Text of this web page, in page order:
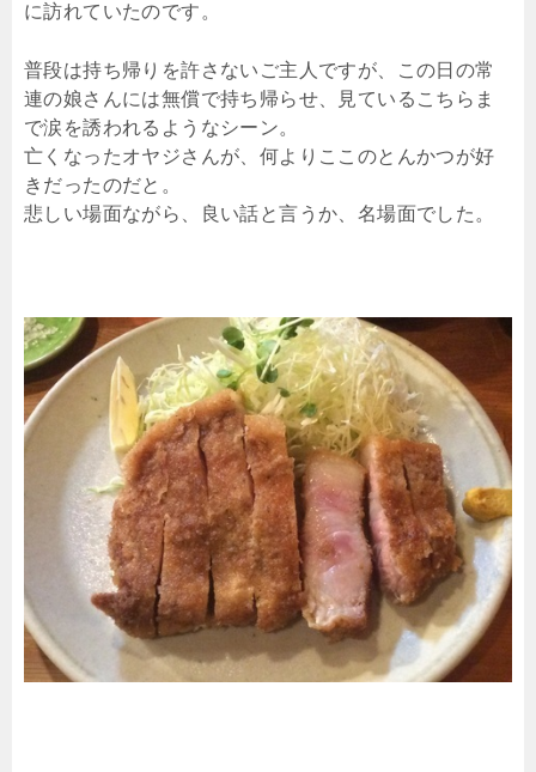
に訪れていたのです。
普段は持ち帰りを許さないご主人ですが、この日の常
連の娘さんには無償で持ち帰らせ、見ているこちらま
で涙を誘われるようなシーン。
亡くなったオヤジさんが、何よりここのとんかつが好
きだったのだと。
悲しい場面ながら、良い話と言うか、名場面でした。